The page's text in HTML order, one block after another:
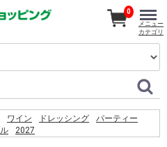
ワイン ドレッシング
パーティー
2027
0
メニュー
カテゴリ